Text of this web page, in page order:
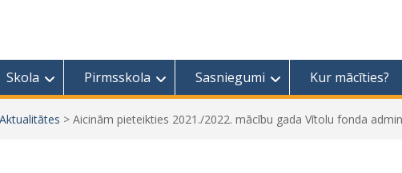
Skola Pirmsskola Sasniegumi Kur mācīties?
Aktualitātes > Aicinām pieteikties 2021./2022. mācību gada Vītolu fonda